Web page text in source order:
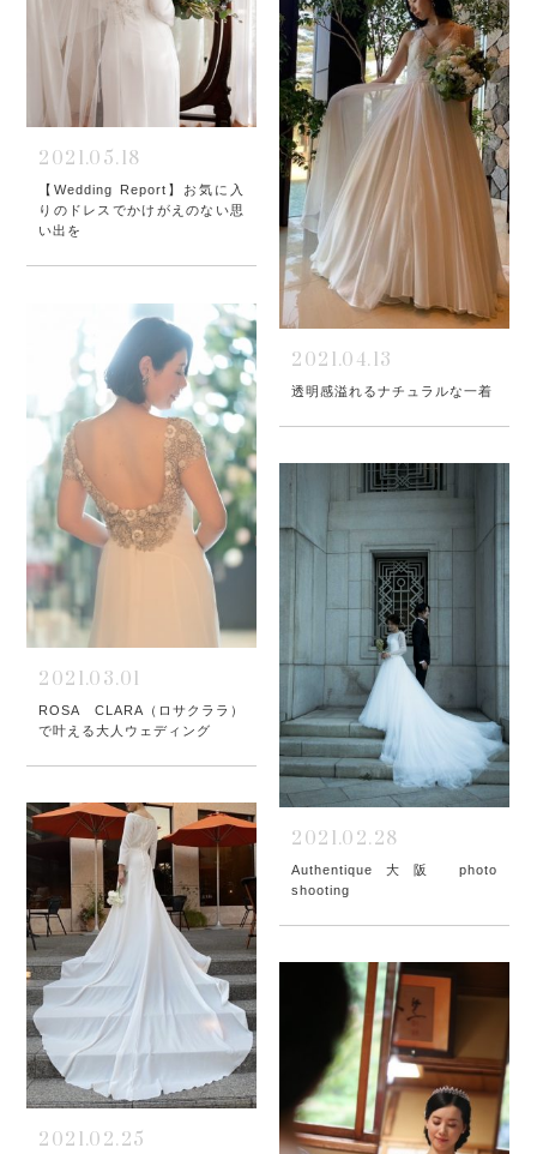
2021.05.18
【Wedding Report】お気に入
りのドレスでかけがえのない思
い出を
2021.04.13
透明感溢れるナチュラルな一着
2021.03.01
ROSA CLARA（ロサクララ）
で叶える大人ウェディング
2021.02.28
Authentique大阪 photo
shooting
2021.02.25